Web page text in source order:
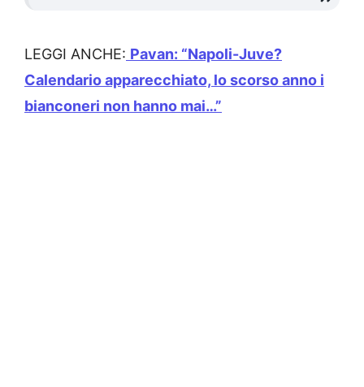
LEGGI ANCHE: Pavan: “Napoli-Juve?
Calendario apparecchiato, lo scorso anno i
bianconeri non hanno mai…”